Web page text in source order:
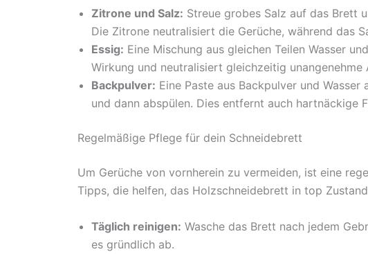
Zitrone und Salz: Streue grobes Salz auf das Brett
Die Zitrone neutralisiert die Gerüche, während das
Essig: Eine Mischung aus gleichen Teilen Wasser
Wirkung und neutralisiert gleichzeitig unangenehme
Backpulver: Eine Paste aus Backpulver und
und dann abspülen. Dies entfernt auch hartnäckige
Regelmäßige Pflege für dein Schneidebrett
Um Gerüche von vornherein zu vermeiden, ist eine
Tipps, die helfen, das Holzschneidebrett in top
Täglich reinigen: Wasche das Brett nach jedem
es gründlich ab.